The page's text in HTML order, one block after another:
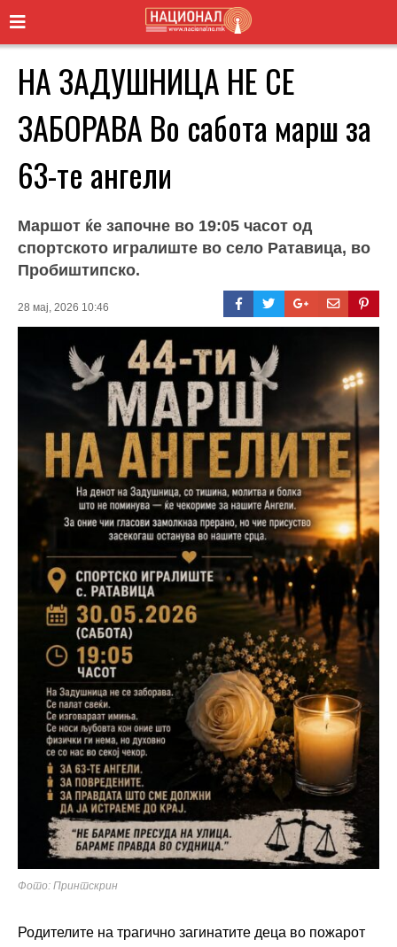
НА ЗАДУШНИЦА НЕ СЕ
ЗАБОРАВА Во сабота марш за
63-те ангели
Маршот ќе започне во 19:05 часот од
спортското игралиште во село Ратавица, во
Пробиштипско.
28 мај, 2026 10:46
Фото: Принтскрин
Родителите на трагично загинатите деца во пожарот